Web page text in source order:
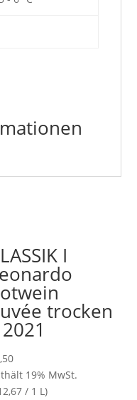
I
trocken
19% MwSt.
/ 1 L)